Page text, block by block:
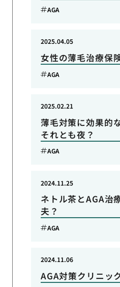
AGA
女性の薄毛治療保
2025.04.05
AGA
薄毛対策に効果的
それとも夜？
2025.02.21
AGA
ネトル茶とAGA治
夫？
2024.11.25
AGA
AGA対策クリニッ
2024.11.06